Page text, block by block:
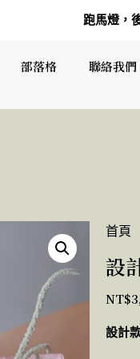
跑馬燈，
部落格 聯絡我們
首頁
設
NT$
設計